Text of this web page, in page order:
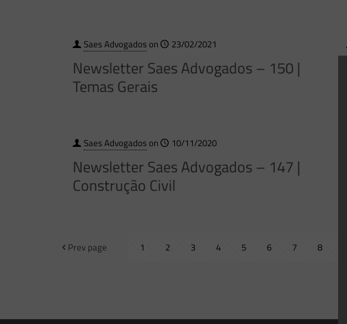
Saes Advogadoson 23/02/2021
Newsletter Saes Advogados – 150 |
Temas Gerais
Saes Advogadoson 10/11/2020
Newsletter Saes Advogados – 147 |
Construção Civil
Prev page 1 2 3 4 5 6 7 8